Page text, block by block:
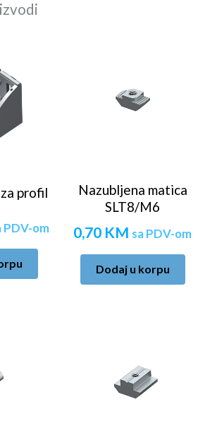
profil
PDV-om
Nazubljena matica
SLT8/M6
0,70 KM sa PDV-om
Dodaj u korpu